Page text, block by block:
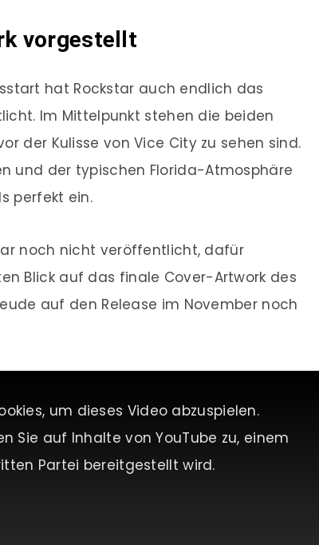
vorgestellt
hat Rockstar auch endlich das
Im Mittelpunkt stehen die beiden
der Kulisse von Vice City zu sehen sind.
und der typischen Florida-Atmosphäre
perfekt ein.
noch nicht veröffentlicht, dafür
Blick auf das finale Cover-Artwork des
auf den Release im November noch
um dieses Video abzuspielen.
Sie auf Inhalte von YouTube zu, einem
Partei bereitgestellt wird.